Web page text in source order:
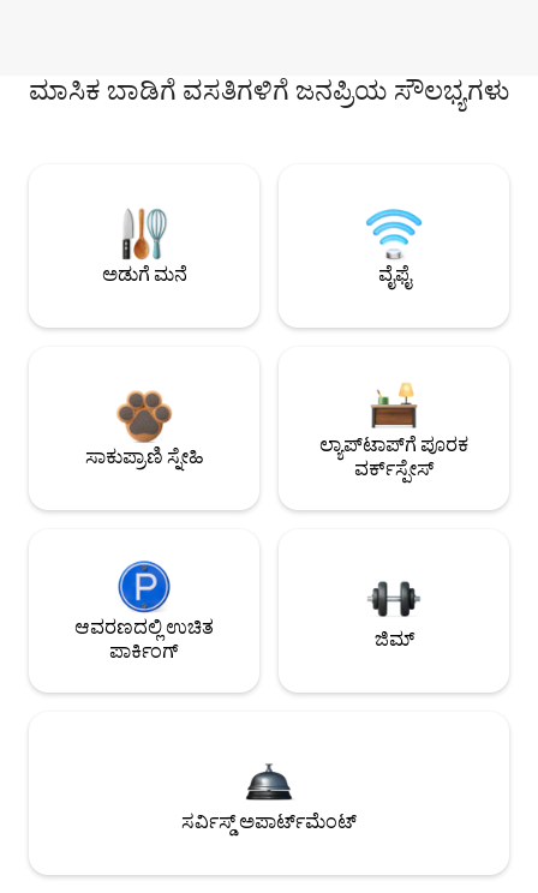
ಮಾಸಿಕ ಬಾಡಿಗೆ ವಸತಿಗಳಿಗೆ ಜನಪ್ರಿಯ ಸೌಲಭ್ಯಗಳು
ಅಡುಗೆ ಮನೆ ವೈಫೈ
ಸಾಕುಪ್ರಾಣಿ ಸ್ನೇಹಿ
ಲ್ಯಾಪ್‌ಟಾಪ್‌ಗೆ ಪೂರಕ
ವರ್ಕ್‌ಸ್ಪೇಸ್
ಆವರಣದಲ್ಲಿ ಉಚಿತ
ಪಾರ್ಕಿಂಗ್
ಜಿಮ್
ಸರ್ವಿಸ್ಡ್ ಅಪಾರ್ಟ್‌ಮೆಂಟ್